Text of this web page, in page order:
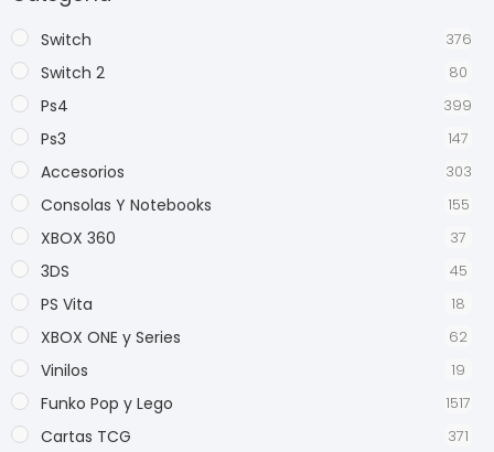
Switch 376
Switch 2 80
Ps4 399
Ps3 147
Accesorios 303
Consolas Y Notebooks 155
XBOX 360 37
3DS 45
PS Vita 18
XBOX ONE y Series 62
Vinilos 19
Funko Pop y Lego 1517
Cartas TCG 371